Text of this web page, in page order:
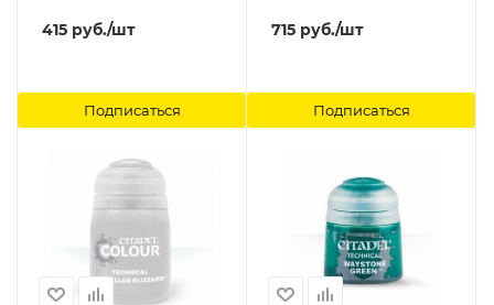
415 руб./шт
Подписаться
715 руб./шт
Подписаться